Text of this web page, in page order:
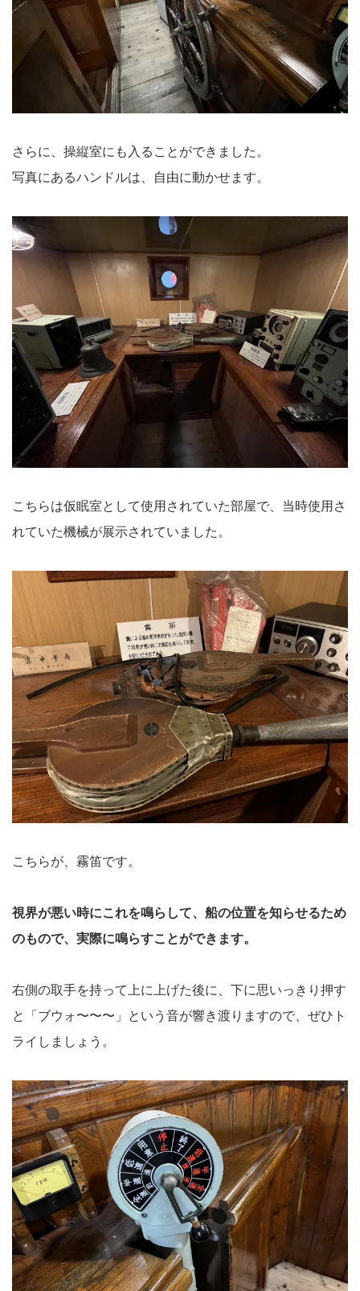
さらに、操縦室にも入ることができました。
写真にあるハンドルは、自由に動かせます。
こちらは仮眠室として使用されていた部屋で、当時使用さ
れていた機械が展示されていました。
こちらが、霧笛です。
視界が悪い時にこれを鳴らして、船の位置を知らせるため
のもので、実際に鳴らすことができます。
右側の取手を持って上に上げた後に、下に思いっきり押す
と「ブウォ〜〜〜」という音が響き渡りますので、ぜひト
ライしましょう。